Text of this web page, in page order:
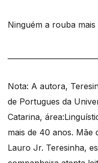
Ninguém a rouba mais
Nota: A autora,
de Portugues da
Catarina,
mais de 40 anos. Mãe
Lauro Jr. Teresinha,